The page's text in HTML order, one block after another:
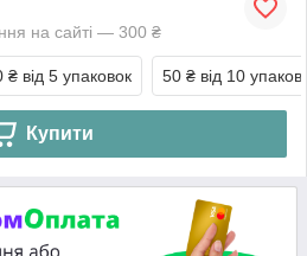
на сайті — 300 ₴
₴ від 5 упаковок 50 ₴ від 10
Купити